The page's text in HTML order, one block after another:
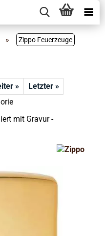
» Zippo Feuerzeuge
»
Letzter »
mit Gravur -